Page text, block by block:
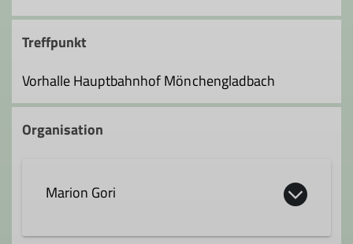
Treffpunkt
Vorhalle Hauptbahnhof Mönchengladbach
Organisation
Marion Gori